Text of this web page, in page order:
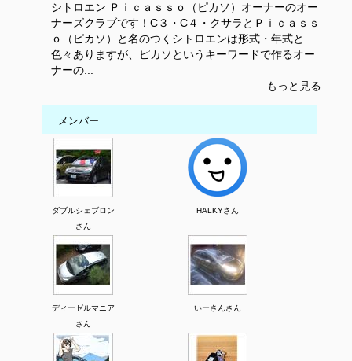
シトロエン Ｐｉｃａｓｓｏ（ピカソ）オーナーのオー
ナーズクラブです！C３・C４・クサラとＰｉｃａｓｓ
ｏ（ピカソ）と名のつくシトロエンは形式・年式と
色々ありますが、ピカソというキーワードで作るオー
ナーの...
もっと見る
メンバー
ダブルシェブロン
さん
HALKYさん
ディーゼルマニア
さん
いーさんさん